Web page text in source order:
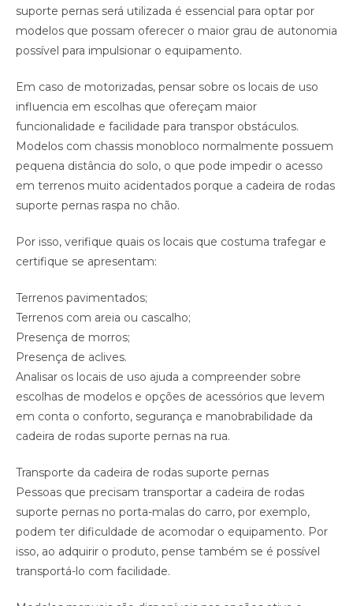
suporte pernas será utilizada é essencial para optar por
modelos que possam oferecer o maior grau de autonomia
possível para impulsionar o equipamento.
Em caso de motorizadas, pensar sobre os locais de uso
influencia em escolhas que ofereçam maior
funcionalidade e facilidade para transpor obstáculos.
Modelos com chassis monobloco normalmente possuem
pequena distância do solo, o que pode impedir o acesso
em terrenos muito acidentados porque a cadeira de rodas
suporte pernas raspa no chão.
Por isso, verifique quais os locais que costuma trafegar e
certifique se apresentam:
Terrenos pavimentados;
Terrenos com areia ou cascalho;
Presença de morros;
Presença de aclives.
Analisar os locais de uso ajuda a compreender sobre
escolhas de modelos e opções de acessórios que levem
em conta o conforto, segurança e manobrabilidade da
cadeira de rodas suporte pernas na rua.
Transporte da cadeira de rodas suporte pernas
Pessoas que precisam transportar a cadeira de rodas
suporte pernas no porta-malas do carro, por exemplo,
podem ter dificuldade de acomodar o equipamento. Por
isso, ao adquirir o produto, pense também se é possível
transportá-lo com facilidade.